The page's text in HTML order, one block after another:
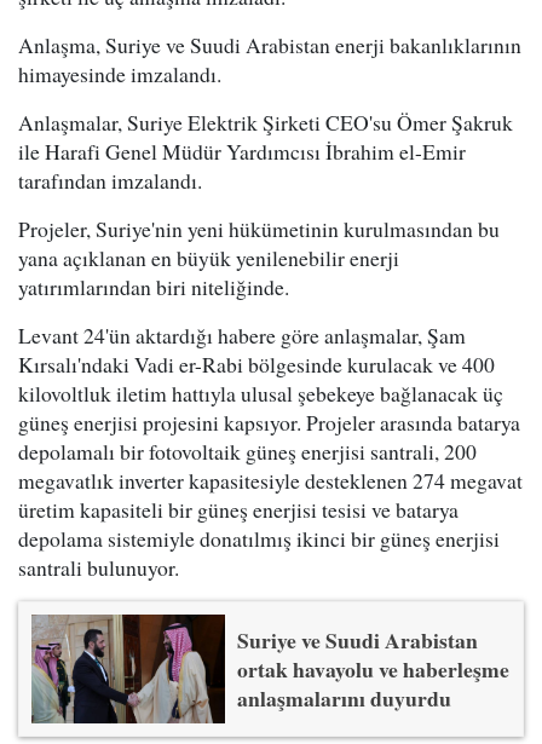
Anlaşma, Suriye ve Suudi Arabistan enerji bakanlıklarının
himayesinde imzalandı.
Anlaşmalar, Suriye Elektrik Şirketi CEO'su Ömer Şakruk
ile Harafi Genel Müdür Yardımcısı İbrahim el-Emir
tarafından imzalandı.
Projeler, Suriye'nin yeni hükümetinin kurulmasından bu
yana açıklanan en büyük yenilenebilir enerji
yatırımlarından biri niteliğinde.
Levant 24'ün aktardığı habere göre anlaşmalar, Şam
Kırsalı'ndaki Vadi er-Rabi bölgesinde kurulacak ve 400
kilovoltluk iletim hattıyla ulusal şebekeye bağlanacak üç
güneş enerjisi projesini kapsıyor. Projeler arasında batarya
depolamalı bir fotovoltaik güneş enerjisi santrali, 200
megavatlık inverter kapasitesiyle desteklenen 274 megavat
üretim kapasiteli bir güneş enerjisi tesisi ve batarya
depolama sistemiyle donatılmış ikinci bir güneş enerjisi
santrali bulunuyor.
Suriye ve Suudi Arabistan
ortak havayolu ve haberleşme
anlaşmalarını duyurdu